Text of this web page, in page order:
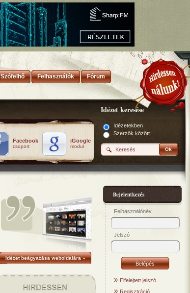
Szófelhő Felhasználók Fórum
Facebook
csoport
iGoogle
modul
Idézet keresése
Idézetekben
Szerzők között
Ok
Idézet beágyazása weboldalára »
Bejelentkezés
Felhasználónév
Jelszó
» Elfelejtett jelszó
» Regisztráció